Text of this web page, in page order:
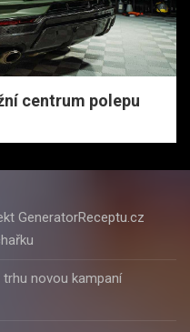
centrum polepu
GeneratorReceptu.cz
novou kampaní